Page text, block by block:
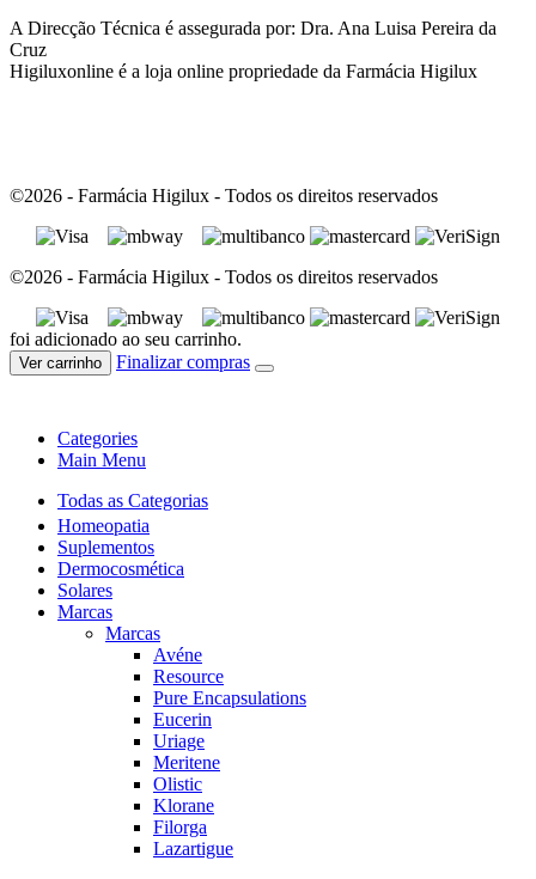
A Direcção Técnica é assegurada por: Dra. Ana Luisa Pereira da
Cruz
Higiluxonline é a loja online propriedade da Farmácia Higilux
©2026 - Farmácia Higilux - Todos os direitos reservados
©2026 - Farmácia Higilux - Todos os direitos reservados
foi adicionado ao seu carrinho.
Ver carrinho Finalizar compras
Categories
Main Menu
Todas as Categorias
Homeopatia
Suplementos
Dermocosmética
Solares
Marcas
Marcas
Avéne
Resource
Pure Encapsulations
Eucerin
Uriage
Meritene
Olistic
Klorane
Filorga
Lazartigue